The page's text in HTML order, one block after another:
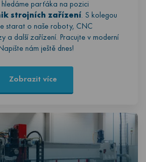
hledáme parťáka na pozici
strojních zařízení. S kolegou
starat o naše roboty, CNC
a další zařízení. Pracujte v moderní
nám ještě dnes!
Zobrazit více